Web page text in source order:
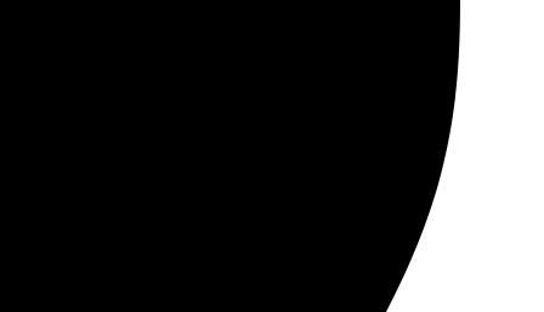
приятно удивила упаковка, товар в целости